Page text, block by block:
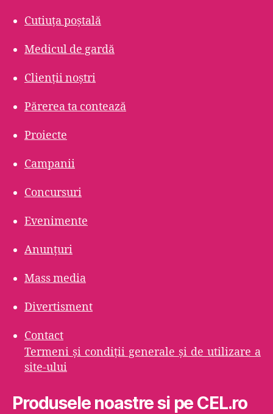
Cutiuța poștală
Medicul de gardă
Clienții noștri
Părerea ta contează
Proiecte
Campanii
Concursuri
Evenimente
Anunțuri
Mass media
Divertisment
Contact
Termeni şi condiţii generale şi de utilizare a
site-ului
Produsele noastre si pe CEL.ro